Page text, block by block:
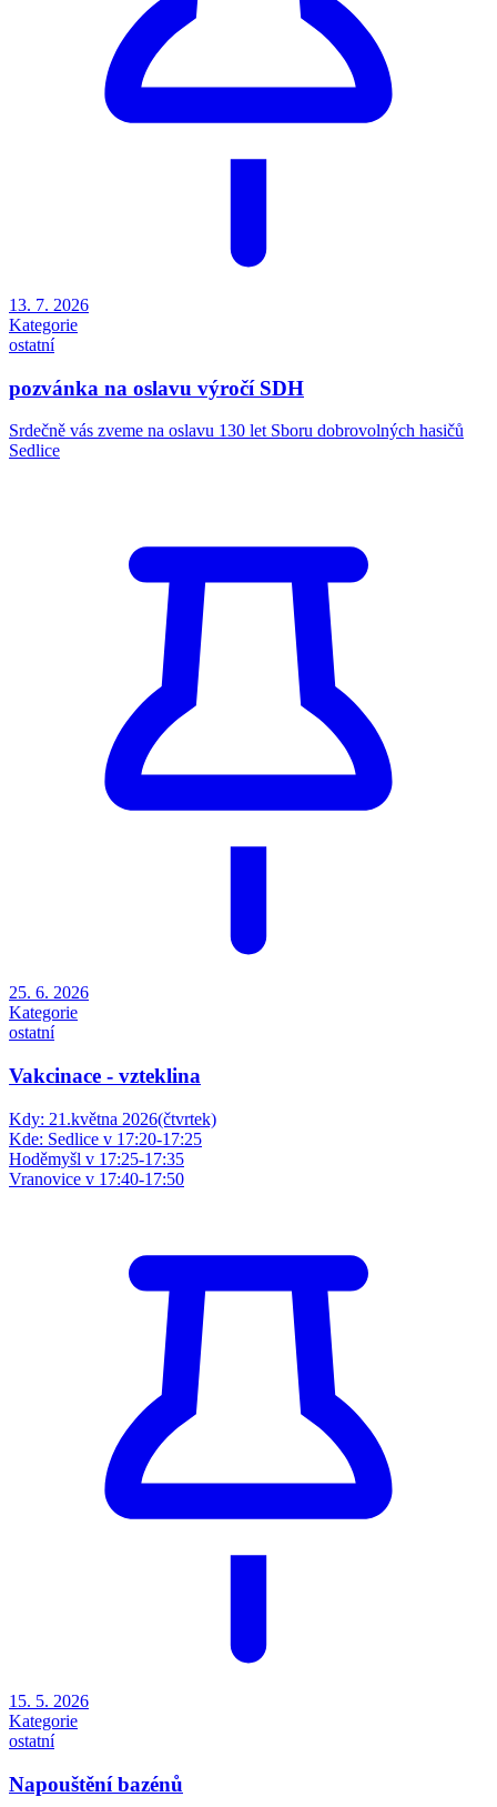
13. 7. 2026
Kategorie
ostatní
pozvánka na oslavu výročí SDH
Srdečně vás zveme na oslavu 130 let Sboru dobrovolných hasičů
Sedlice
25. 6. 2026
Kategorie
ostatní
Vakcinace - vzteklina
Kdy: 21.května 2026(čtvrtek)
Kde: Sedlice v 17:20-17:25
Hoděmyšl v 17:25-17:35
Vranovice v 17:40-17:50
15. 5. 2026
Kategorie
ostatní
Napouštění bazénů